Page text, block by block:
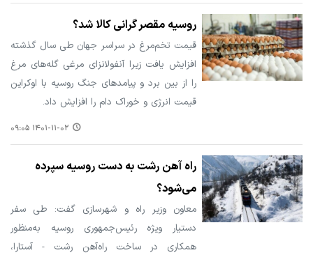
روسیه مقصر گرانی کالا شد؟
قیمت تخم‌مرغ در سراسر جهان طی سال گذشته
افزایش یافت زیرا آنفولانزای مرغی گله‌های مرغ
را از بین برد و پیامدهای جنگ روسیه با اوکراین
قیمت انرژی و خوراک دام را افزایش داد.
۱۴۰۱-۱۱-۰۲ ۰۹:۰۵
راه آهن رشت به دست روسیه سپرده
می‌شود؟
معاون وزیر راه و شهرسازی گفت: طی سفر
دستیار ویژه رئیس‌جمهوری روسیه به‌منظور
همکاری در ساخت راه‌آهن رشت - آستارا،